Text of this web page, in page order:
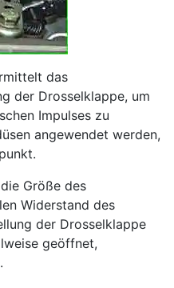
das
der Drosselklappe, um
Impulses zu
angewendet werden,
Größe des
Widerstand des
der Drosselklappe
geöffnet,